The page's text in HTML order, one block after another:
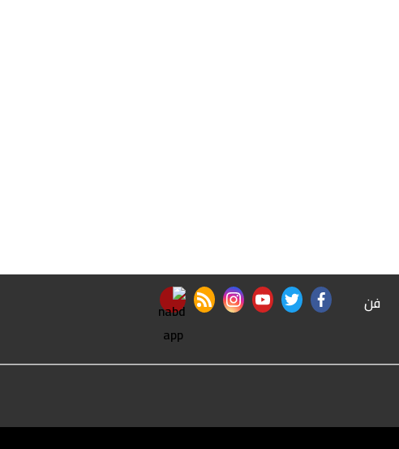
فن
facebook
twitter
youtube
instagram
rss feed
nabd app